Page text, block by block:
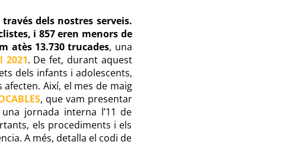
dels nostres serveis.
i 857 eren menors de
atès 13.730 trucades, una
2021. De fet, durant aquest
dels infants i adolescents,
Així, el mes de maig
, que vam presentar
jornada interna l’11 de
els procediments i els
A més, detalla el codi de